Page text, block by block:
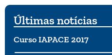
Irritável (SII) é um
intestino grosso. Os sinais
cólicas, dor abdominal,
e diarreia ou constipação,
Últimas notícias
Curso IAPACE 2017